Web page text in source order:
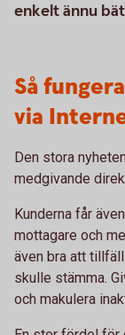
enkelt ännu
Så
via
Den stora
medgivande
Kunderna får
mottagare och
även bra att
skulle stämma.
och makulera